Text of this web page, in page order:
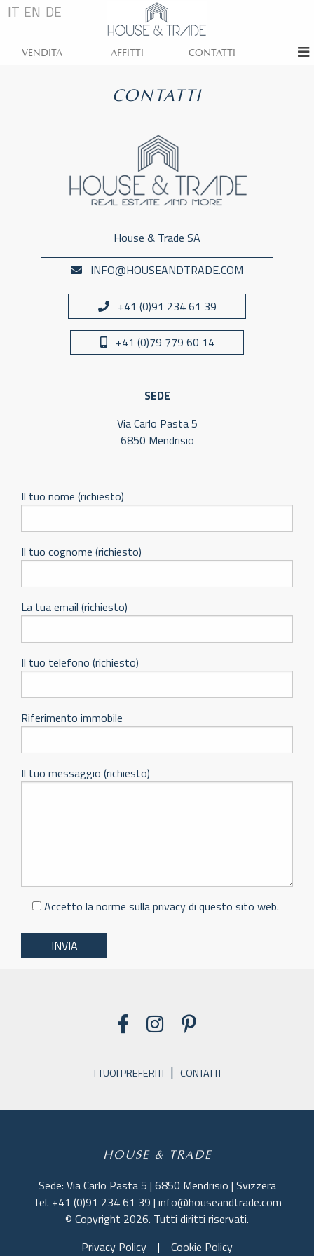
IT EN DE
VENDITA AFFITTI CONTATTI
CONTATTI
House & Trade SA
INFO@HOUSEANDTRADE.COM
+41 (0)91 234 61 39
+41 (0)79 779 60 14
SEDE
Via Carlo Pasta 5
6850 Mendrisio
Il tuo nome (richiesto)
Il tuo cognome (richiesto)
La tua email (richiesto)
Il tuo telefono (richiesto)
Riferimento immobile
Il tuo messaggio (richiesto)
Accetto la norme sulla privacy di questo sito web.
I TUOI PREFERITI | CONTATTI
HOUSE & TRADE
Sede: Via Carlo Pasta 5 | 6850 Mendrisio | Svizzera
Tel. +41 (0)91 234 61 39 | info@houseandtrade.com
© Copyright 2026. Tutti diritti riservati.
Privacy Policy
| Cookie Policy